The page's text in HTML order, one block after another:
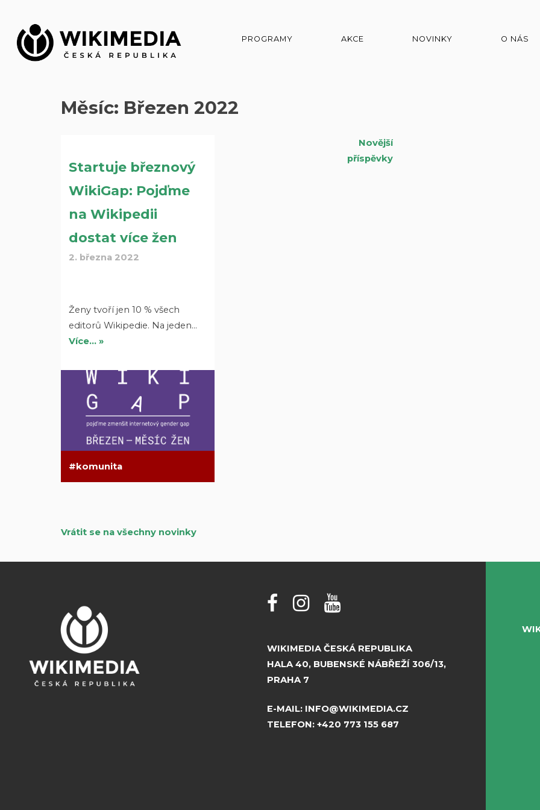
obsah
PROGRAMY AKCE NOVINKY O NÁS
Měsíc: Březen 2022
Startuje březnový
WikiGap: Pojďme
na Wikipedii
dostat více žen
2. března 2022
Ženy tvoří jen 10 % všech
editorů Wikipedie. Na jeden…
Více… »
komunita
Novější
příspěvky
Vrátit se na všechny novinky
WIKIMEDIA ČESKÁ REPUBLIKA
HALA 40, BUBENSKÉ NÁBŘEŽÍ 306/13,
PRAHA 7
E-MAIL: INFO@WIKIMEDIA.CZ
TELEFON:+420 773 155 687